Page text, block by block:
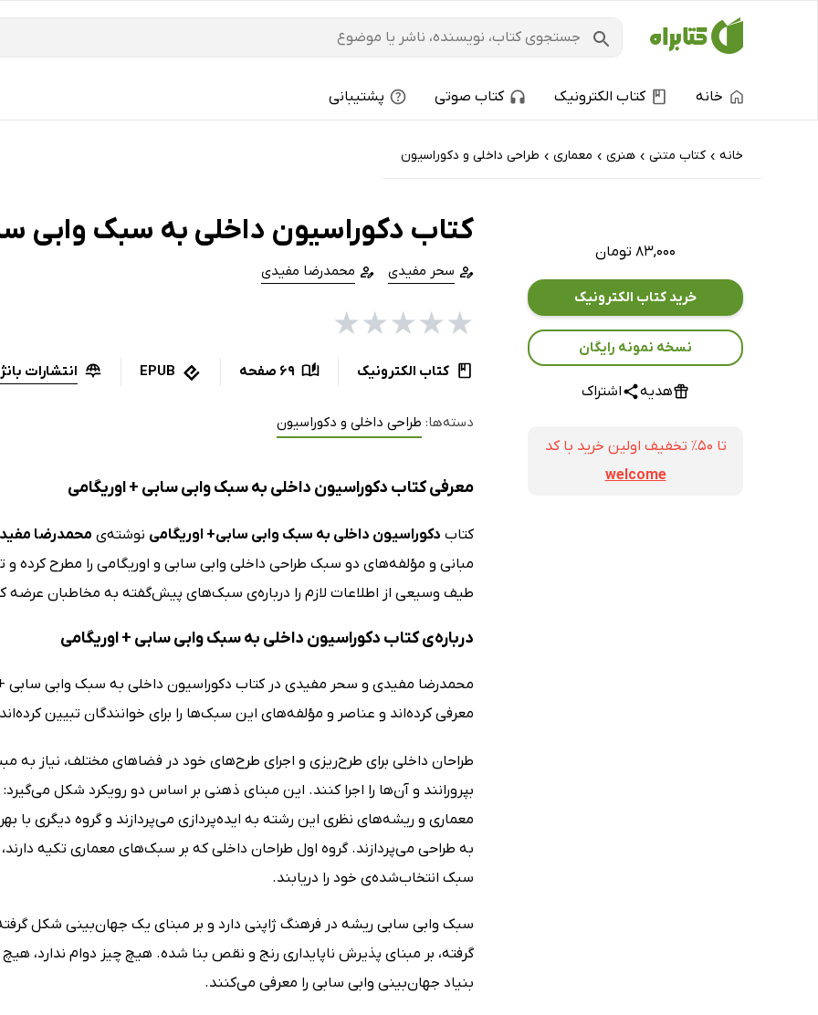
خانه کتاب الکترونیک کتاب صوتی پشتیبانی
خانه › کتاب‌ متنی › هنری › معماری › طراحی داخلی و دکوراسیون
۸۳,۰۰۰ تومان
خرید کتاب الکترونیک
نسخه نمونه رایگان
هدیه اشتراک
تا ۵۰٪ تخفیف اولین خرید با کد
welcome
کتاب دکوراسیون داخلی به سبک وابی
سحر مفیدی محمدرضا مفیدی
★
★
★
★
★
کتاب الکترونیک 69 صفحه EPUB انتشارات بانژ
دسته‌ها: طراحی داخلی و دکوراسیون
معرفی کتاب دکوراسیون داخلی به سبک وابی سابی + اوریگامی
کتاب دکوراسیون داخلی به سبک وابی سابی+ اوریگامی نوشته‌ی محمدرضا
مبانی و مؤلفه‌های دو سبک طراحی داخلی وابی سابی و اوریگامی را مطرح کرده
طیف وسیعی از اطلاعات لازم را درباره‌ی سبک‌های پیش‌گفته به مخاطبان عرضه
درباره‌ی کتاب دکوراسیون داخلی به سبک وابی سابی + اوریگامی
محمدرضا مفیدی و سحر مفیدی در کتاب دکوراسیون داخلی به سبک وابی سابی +
معرفی کرده‌اند و عناصر و مؤلفه‌های این سبک‌ها را برای خوانندگان تبیین
طراحان داخلی برای طرح‌ریزی و اجرای طرح‌های خود در فضاهای مختلف، نیاز به
بپرورانند و آن‌ها را اجرا کنند. این مبنای ذهنی بر اساس دو رویکرد شکل
معماری و ریشه‌های نظری این رشته به ایده‌پردازی می‌پردازند و گروه دیگری با
به طراحی می‌پردازند. گروه اول طراحان داخلی که بر سبک‌های معماری تکیه دارند،
سبک انتخاب‌شده‌ی خود را دریابند.
سبک وابی سابی ریشه در فرهنگ ژاپنی دارد و بر مبنای یک جهان‌بینی شکل
گرفته، بر مبنای پذیرش ناپایداری رنج و نقص بنا شده. هیچ چیز دوام
بنیاد جهان‌بینی وابی سابی را معرفی می‌کنند.